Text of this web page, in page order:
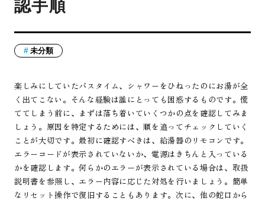
認手順
未分類
楽しみにしていたバスタイム、シャワーをひねったのにお湯が全
く出てこない。そんな経験は誰にとっても困惑するものです。慌
ててしまう前に、まずは落ち着いていくつかの点を確認してみま
しょう。原因を特定するためには、順を追ってチェックしていく
ことが大切です。最初に確認すべきは、給湯器のリモコンです。
エラーコードが表示されていないか、電源はきちんと入っている
かを確認します。何らかのエラーが表示されている場合は、取扱
説明書を参照し、エラー内容に応じた対処を行いましょう。簡単
なリセット操作で復旧することもあります。次に、他の蛇口から